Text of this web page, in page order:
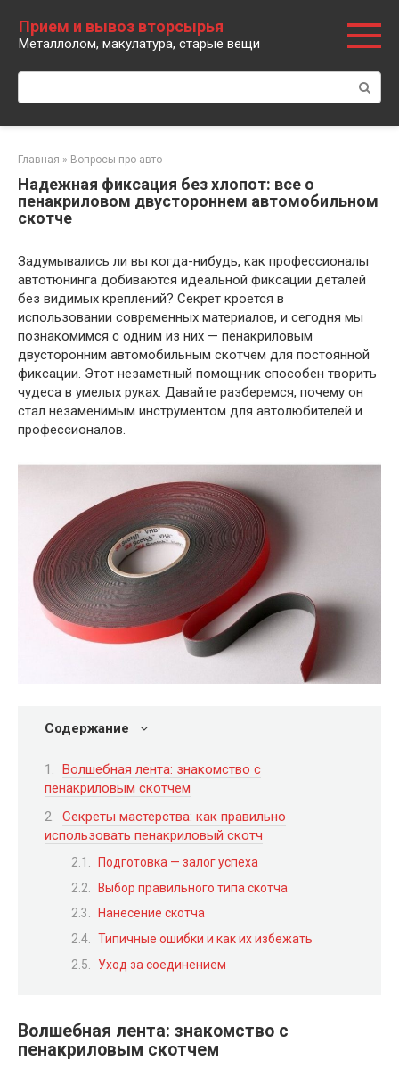
контенту
Прием и вывоз вторсырья
Металлолом, макулатура, старые вещи
Поиск:
Главная » Вопросы про авто
Надежная фиксация без хлопот: все о
пенакриловом двустороннем автомобильном
скотче
Задумывались ли вы когда-нибудь, как профессионалы
автотюнинга добиваются идеальной фиксации деталей
без видимых креплений? Секрет кроется в
использовании современных материалов, и сегодня мы
познакомимся с одним из них — пенакриловым
двусторонним автомобильным скотчем для постоянной
фиксации. Этот незаметный помощник способен творить
чудеса в умелых руках. Давайте разберемся, почему он
стал незаменимым инструментом для автолюбителей и
профессионалов.
Содержание
Волшебная лента: знакомство с
пенакриловым скотчем
Секреты мастерства: как правильно
использовать пенакриловый скотч
Подготовка — залог успеха
Выбор правильного типа скотча
Нанесение скотча
Типичные ошибки и как их избежать
Уход за соединением
Волшебная лента: знакомство с
пенакриловым скотчем